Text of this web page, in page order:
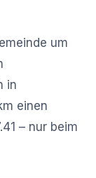
um
in
einen
– nur beim